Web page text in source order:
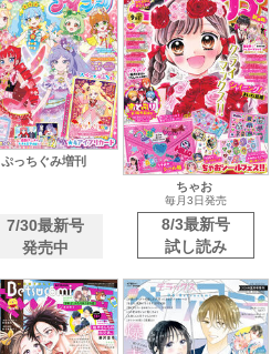
ぷっちぐみ増刊
7/30最新号
発売中
ちゃお
毎月3日発売
8/3最新号
試し読み